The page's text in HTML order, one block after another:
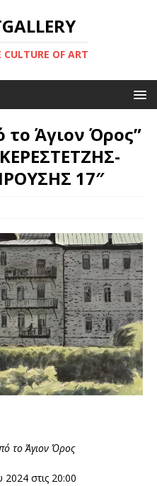
CULTURE OF ART
το Άγιον Όρος”
17″
το Άγιον Όρος
2024 στις 20:00